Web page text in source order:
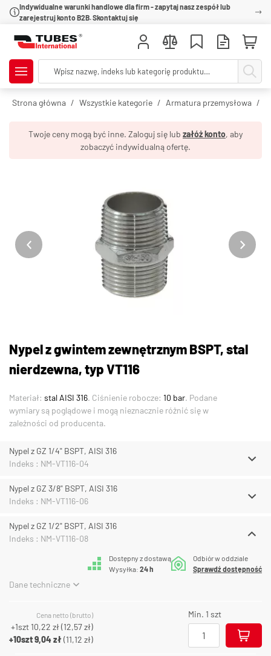
Indywidualne warunki handlowe dla firm - zapytaj nasz zespół lub
zarejestruj konto B2B. Skontaktuj się
Strona główna Wszystkie kategorie Armatura przemysłowa
Twoje ceny mogą być inne. Zaloguj się lub załóż konto, aby
zobaczyć indywidualną ofertę.
Nypel z gwintem zewnętrznym BSPT, stal
nierdzewna, typ VT116
Materiał: stal AISI 316. Ciśnienie robocze: 10 bar. Podane
wymiary są poglądowe i mogą nieznacznie różnić się w
zależności od producenta.
Nypel z GZ 1/4" BSPT, AISI 316
Indeks : NM-VT116-04
Nypel z GZ 3/8" BSPT, AISI 316
Indeks : NM-VT116-06
Nypel z GZ 1/2" BSPT, AISI 316
Indeks : NM-VT116-08
Dostępny z dostawą
Wysyłka: 24 h
Odbiór w oddziale
Sprawdź dostępność
Dane techniczne
Cena netto (brutto)
+1szt 10,22 zł(12,57 zł)
+10szt9,04 zł(11,12 zł)
Min. 1 szt